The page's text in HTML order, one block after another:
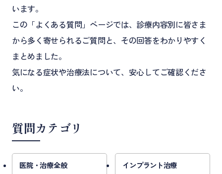
います。
この「よくある質問」ページでは、診療内容別に皆さま
から多く寄せられるご質問と、その回答をわかりやすく
まとめました。
気になる症状や治療法について、安心してご確認くださ
い。
質問カテゴリ
医院・治療全般 インプラント治療